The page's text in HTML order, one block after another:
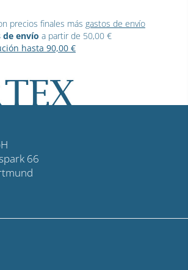
precios finales más gastos de envío
de envío a partir de 50,00 €
hasta 90,00 €
66